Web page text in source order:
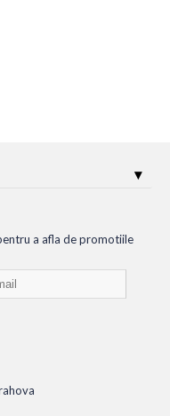
a afla de promotiile